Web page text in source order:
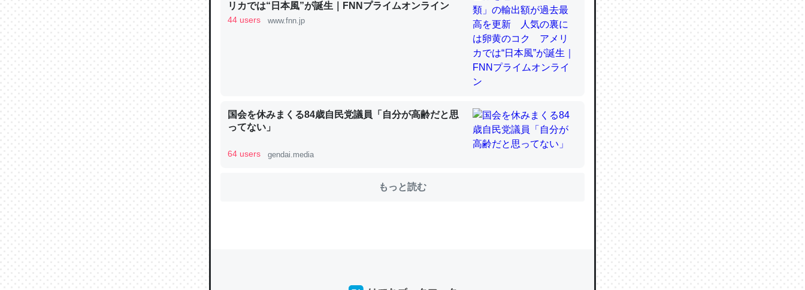
ウチもEchoを実家に置いて４年。でたまに覗いてる。ぼちぼちRingも置こうかと画策
中。あと、Googleマップで位置情報を共有してる。電池残量や充電中かが分かるのでこ
─たまにLINEするくらいだった遠方の父67歳と僕。ITツール導入でコミュニケーションが劇的に変化し
た｜tayorini by LIFULL介護
リカでは“日本風”が誕生｜FNNプライムオンライン
44 users www.fnn.jp
国会を休みまくる84歳自民党議員「自分が高齢だと思
ってない」
64 users gendai.media
もっと読む